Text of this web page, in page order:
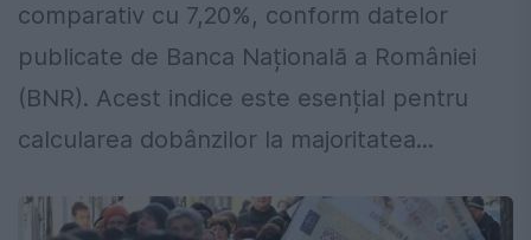
comparativ cu 7,20%, conform datelor
publicate de Banca Națională a României
(BNR). Acest indice este esențial pentru
calcularea dobânzilor la majoritatea...